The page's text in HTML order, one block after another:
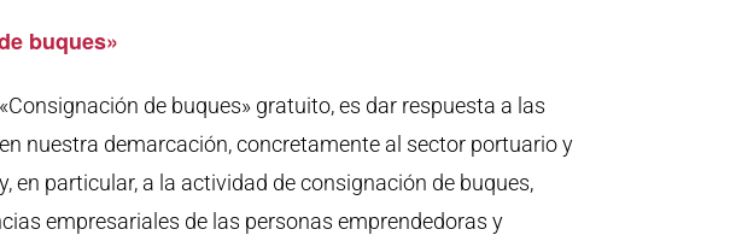
buques»
de buques» gratuito, es dar respuesta a las
nuestra demarcación, concretamente al sector portuario y
en particular, a la actividad de consignación de buques,
empresariales de las personas emprendedoras y